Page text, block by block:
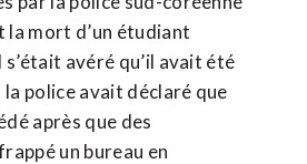
la mort d’un étudiant
avéré qu’il avait été
police avait déclaré que
après que des
un bureau en